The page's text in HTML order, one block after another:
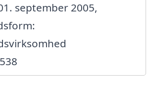
september 2005,